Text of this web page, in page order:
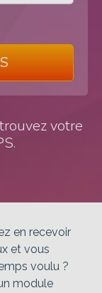
votre
en recevoir
et vous
voulu ?
module